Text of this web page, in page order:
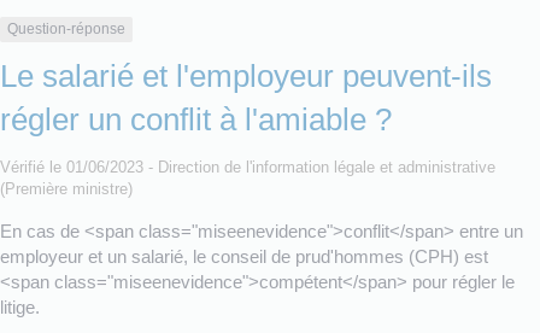
Question-réponse
Le salarié et l'employeur peuvent-ils
régler un conflit à l'amiable ?
Vérifié le 01/06/2023 - Direction de l'information légale et administrative
(Première ministre)
En cas de <span class="miseenevidence">conflit</span> entre un
employeur et un salarié, le conseil de prud'hommes (CPH) est
<span class="miseenevidence">compétent</span> pour régler le
litige.